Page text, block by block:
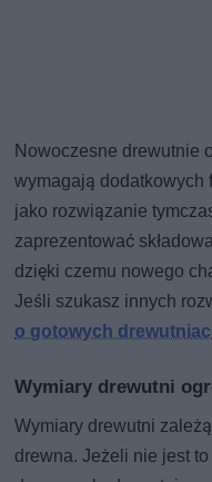
Nowoczesne drewutnie
wymagają dodatkowych
jako rozwiązanie
zaprezentować
dzięki czemu nowego
Jeśli szukasz innych
o gotowych
Wymiary drewutni
Wymiary drewutni
drewna. Jeżeli nie jest